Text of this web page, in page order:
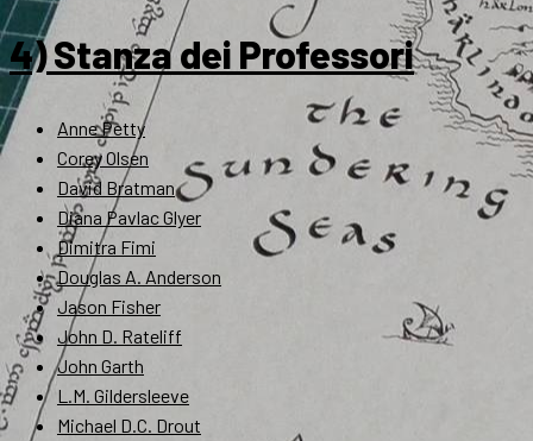
4) Stanza dei Professori
Anne Petty
Corey Olsen
David Bratman
Diana Pavlac Glyer
Dimitra Fimi
Douglas A. Anderson
Jason Fisher
John D. Rateliff
John Garth
L.M. Gildersleeve
Michael D.C. Drout